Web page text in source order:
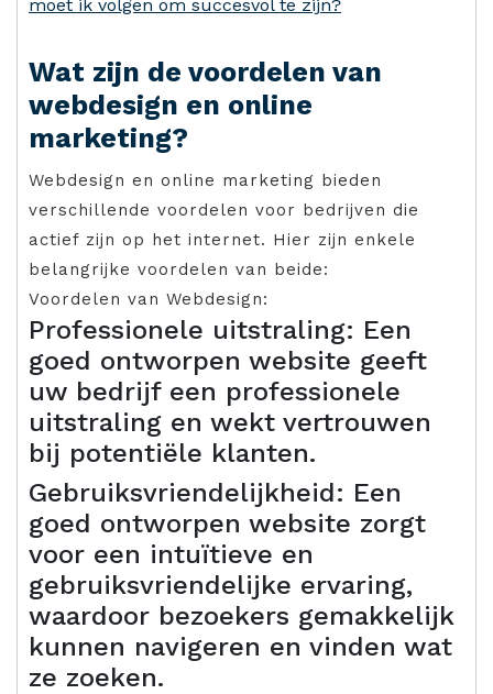
moet ik volgen om succesvol te zijn?
Wat zijn de voordelen van
webdesign en online
marketing?
Webdesign en online marketing bieden
verschillende voordelen voor bedrijven die
actief zijn op het internet. Hier zijn enkele
belangrijke voordelen van beide:
Voordelen van Webdesign:
Professionele uitstraling: Een
goed ontworpen website geeft
uw bedrijf een professionele
uitstraling en wekt vertrouwen
bij potentiële klanten.
Gebruiksvriendelijkheid: Een
goed ontworpen website zorgt
voor een intuïtieve en
gebruiksvriendelijke ervaring,
waardoor bezoekers gemakkelijk
kunnen navigeren en vinden wat
ze zoeken.